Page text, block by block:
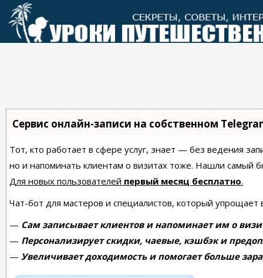
Перейти
контенту
Сервис онлайн-записи на собственном
Тот, кто работает в сфере услуг, знает — без ведения
но и напоминать клиентам о визитах тоже. Нашли самый
Для новых пользователей первый месяц бесплатно.
Чат-бот для мастеров и специалистов, который упрощает
— Сам записывает клиентов и напоминает им о
— Персонализирует скидки, чаевые, кэшбэк и
— Увеличивает доходимость и помогает больше